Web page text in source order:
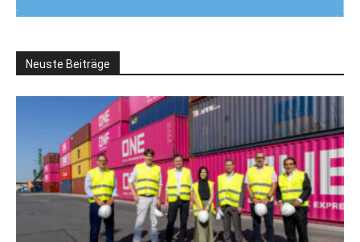
Neuste Beiträge